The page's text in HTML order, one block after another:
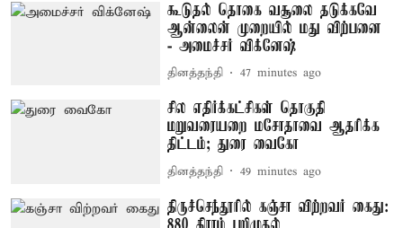
கூடுதல் தொகை வசூலை தடுக்கவே
ஆன்லைன் முறையில் மது விற்பனை
- அமைச்சர் விக்னேஷ்
தினத்தந்தி 47 minutes ago
சில எதிர்க்கட்சிகள் தொகுதி
மறுவரையறை மசோதாவை ஆதரிக்க
திட்டம்; துரை வைகோ
தினத்தந்தி 49 minutes ago
திருச்செந்தூரில் கஞ்சா விற்றவர் கைது: